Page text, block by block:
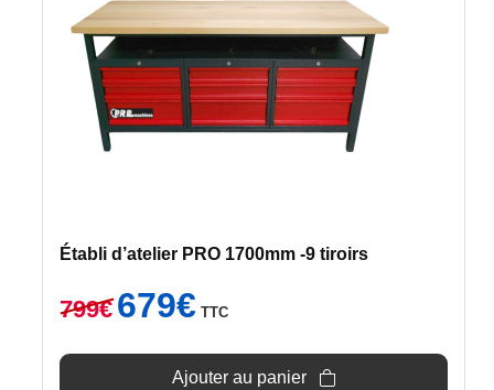
Établi d’atelier PRO 1700mm -9 tiroirs
799€
Le
prix
679€prix
est :
TTC
Ajouter au panier